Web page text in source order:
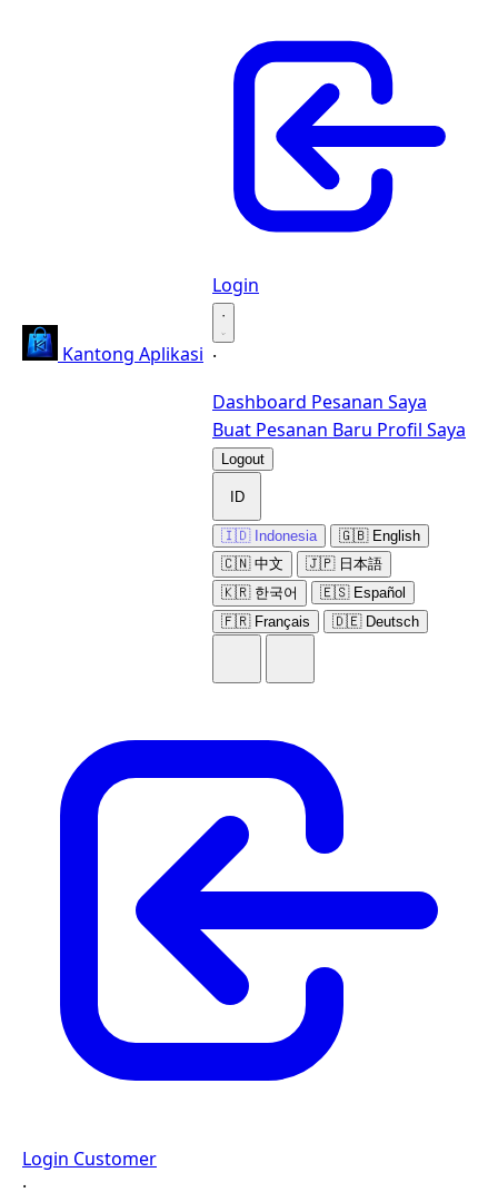
Kantong Aplikasi
Login
·
·
Dashboard Pesanan Saya
Buat Pesanan Baru Profil Saya
Logout
ID
🇮🇩 Indonesia
🇬🇧 English
🇨🇳 中文
🇯🇵 日本語
🇰🇷 한국어
🇪🇸 Español
🇫🇷 Français
🇩🇪 Deutsch
Login Customer
·